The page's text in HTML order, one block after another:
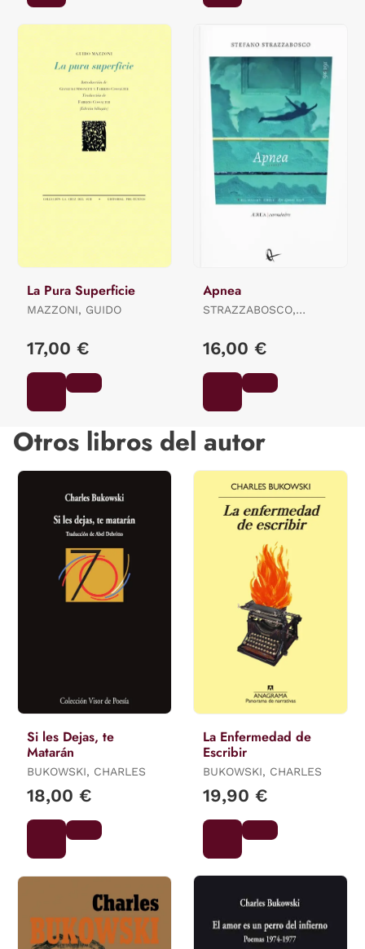
La Pura Superficie
MAZZONI, GUIDO
17,00 €
Apnea
STRAZZABOSCO,
16,00 €
Otros libros del autor
Si les Dejas, te
Matarán
BUKOWSKI, CHARLES
18,00 €
La Enfermedad de
Escribir
BUKOWSKI, CHARLES
19,90 €